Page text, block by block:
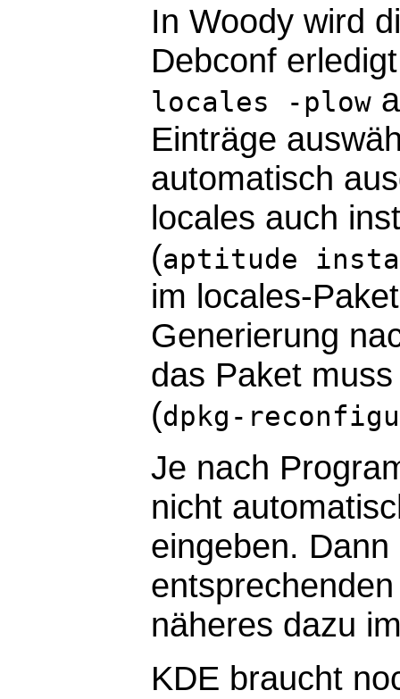
In Woody wird
Debconf
locales -plow
Einträge
automatisch
locales auch
(aptitude
im locales-
Generierung
das Paket
(dpkg-
Je nach
nicht
eingeben.
näheres dazu
KDE braucht